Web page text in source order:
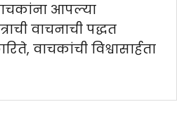
आपल्या
वाचनाची पद्धत
वाचकांची विश्वासार्हता